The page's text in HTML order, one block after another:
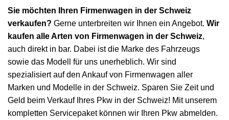
Sie möchten Ihren Firmenwagen in der Schweiz
verkaufen? Gerne unterbreiten wir Ihnen ein Angebot. Wir
kaufen alle Arten von Firmenwagen in der Schweiz,
auch direkt in bar. Dabei ist die Marke des Fahrzeugs
sowie das Modell für uns unerheblich. Wir sind
spezialisiert auf den Ankauf von Firmenwagen aller
Marken und Modelle in der Schweiz. Sparen Sie Zeit und
Geld beim Verkauf Ihres Pkw in der Schweiz! Mit unserem
kompletten Servicepaket können wir Ihren Pkw abmelden.